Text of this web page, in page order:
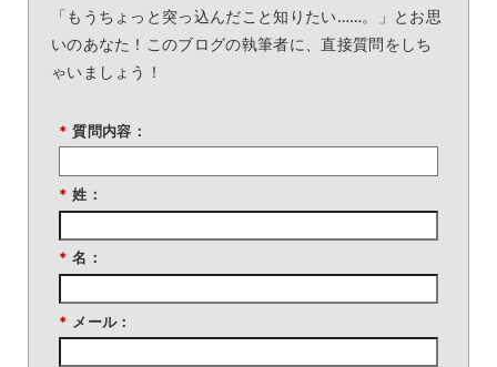
「もうちょっと突っ込んだこと知りたい……。」とお思
いのあなた！このブログの執筆者に、直接質問をしち
ゃいましょう！
* 質問内容：
* 姓：
* 名：
* メール：